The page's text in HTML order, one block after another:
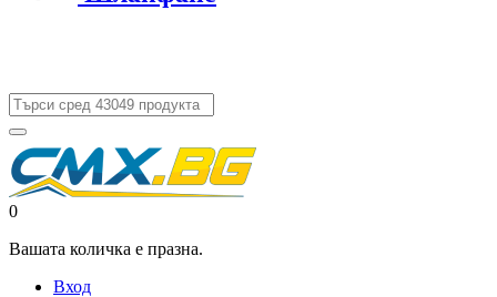
0
Вашата количка е празна.
Вход